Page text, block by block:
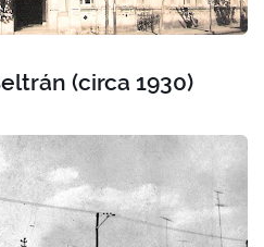
(circa 1930)